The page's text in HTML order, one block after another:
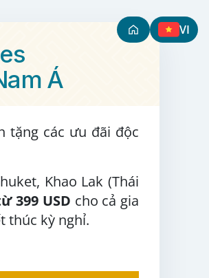
VI
Á
tặng các ưu đãi độc
Khao Lak (Thái
399 USD cho cả gia
thúc kỳ nghỉ.